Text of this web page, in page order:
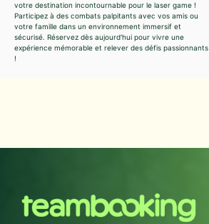
votre destination incontournable pour le laser game !
Participez à des combats palpitants avec vos amis ou
votre famille dans un environnement immersif et
sécurisé. Réservez dès aujourd'hui pour vivre une
expérience mémorable et relever des défis passionnants
!